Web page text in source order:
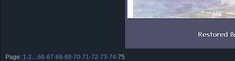
Page: 1 ·2 66·67·68·69·70·71 ·72·73·74·75